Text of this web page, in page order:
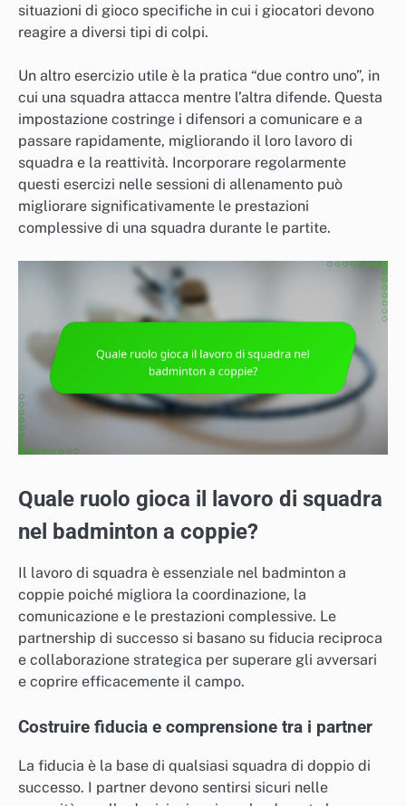
situazioni di gioco specifiche in cui i giocatori devono
reagire a diversi tipi di colpi.
Un altro esercizio utile è la pratica “due contro uno”, in
cui una squadra attacca mentre l’altra difende. Questa
impostazione costringe i difensori a comunicare e a
passare rapidamente, migliorando il loro lavoro di
squadra e la reattività. Incorporare regolarmente
questi esercizi nelle sessioni di allenamento può
migliorare significativamente le prestazioni
complessive di una squadra durante le partite.
Quale ruolo gioca il lavoro di squadra
nel badminton a coppie?
Il lavoro di squadra è essenziale nel badminton a
coppie poiché migliora la coordinazione, la
comunicazione e le prestazioni complessive. Le
partnership di successo si basano su fiducia reciproca
e collaborazione strategica per superare gli avversari
e coprire efficacemente il campo.
Costruire fiducia e comprensione tra i partner
La fiducia è la base di qualsiasi squadra di doppio di
successo. I partner devono sentirsi sicuri nelle